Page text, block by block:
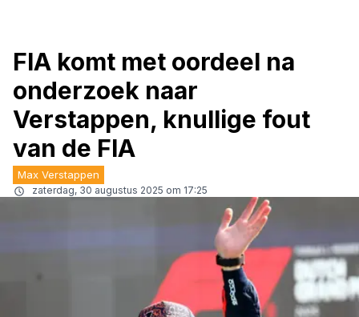
FIA komt met oordeel na
onderzoek naar
Verstappen, knullige fout
van de FIA
Max Verstappen
zaterdag, 30 augustus 2025 om 17:25